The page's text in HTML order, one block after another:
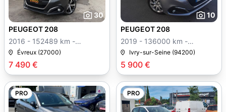
30
7 490 €
PEUGEOT 208
2016 - 152489 km -
Manuelle
Évreux (27000)
10
5 900 €
PEUGEOT 208
2019 - 136000 km -
Manuelle
Ivry-sur-Seine (94200)
PRO PRO